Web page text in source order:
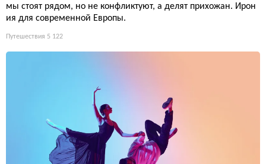
мы стоят рядом, но не конфликтуют, а делят прихожан. Ирон
ия для современной Европы.
Путешествия 5 122